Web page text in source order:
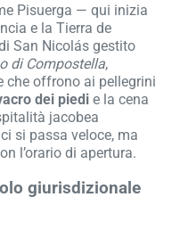
Pisuerga — qui inizia
e la Tierra de
San Nicolás gestito
di Compostella,
che offrono ai pellegrini
dei piedi e la cena
jacobea
si passa veloce, ma
l’orario di apertura.
giurisdizionale